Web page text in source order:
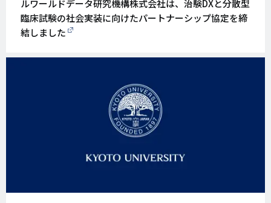
ルワールドデータ研究機構株式会社は、治験DXと分散型
臨床試験の社会実装に向けたパートナーシップ協定を締
結しました